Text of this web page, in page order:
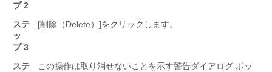
プ 2
ステ
ッ
プ 3
[削除（Delete）]をクリックします。
ステ
この操作は取り消せないことを示す警告ダイアログ ボッ